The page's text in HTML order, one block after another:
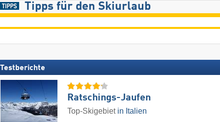
Tipps für den Skiurlaub
Testberichte
Ratschings-Jaufen
Top-Skigebiet in Italien